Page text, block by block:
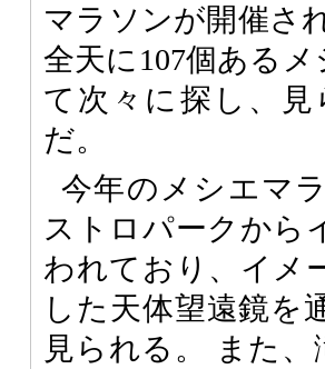
マラソンが開催さ
全天に107個ある
て次々に探し、
だ。
今年のメシエマ
ストロパークから
われており、イメ
した天体望遠鏡を
見られる。 また